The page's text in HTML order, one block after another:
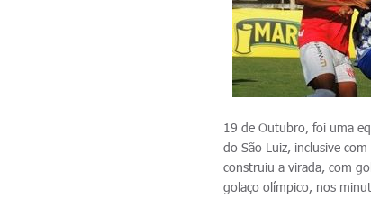
19 de Outubro, foi uma
do São Luiz, inclusive
construiu a virada, com
golaço olímpico, nos